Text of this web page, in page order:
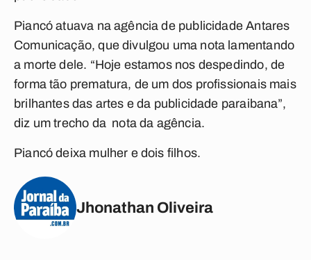
Piancó atuava na agência de publicidade Antares
Comunicação, que divulgou uma nota lamentando
a morte dele. “Hoje estamos nos despedindo, de
forma tão prematura, de um dos profissionais mais
brilhantes das artes e da publicidade paraibana”,
diz um trecho da nota da agência.
Piancó deixa mulher e dois filhos.
Jhonathan Oliveira